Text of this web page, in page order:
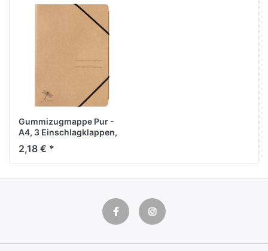
Gummizugmappe Pur -
A4, 3 Einschlagklappen,
natur
2,18 € *